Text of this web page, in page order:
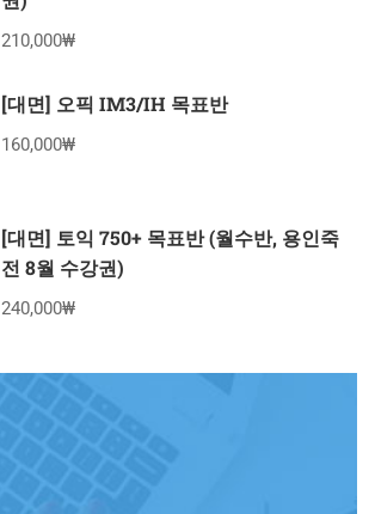
210,000₩
[대면] 오픽 IM3/IH 목표반
160,000₩
[대면] 토익 750+ 목표반 (월수반, 용인죽
전 8월 수강권)
240,000₩